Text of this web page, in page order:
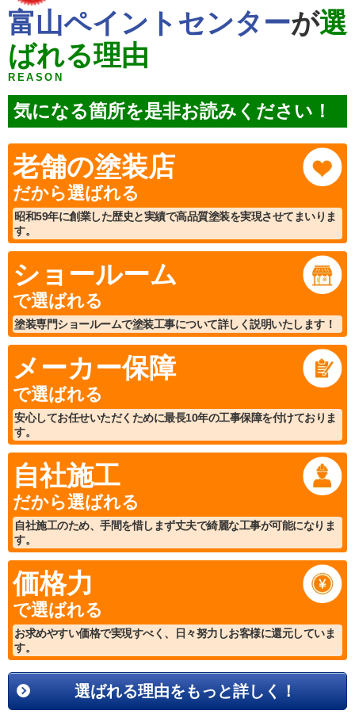
富山ペイントセンターが選
ばれる理由
REASON
気になる箇所を是非お読みください！
老舗の塗装店
だから選ばれる
昭和59年に創業した歴史と実績で高品質塗装を実現させてまいりま
す。
ショールーム
で選ばれる
塗装専門ショールームで塗装工事について詳しく説明いたします！
メーカー保障
で選ばれる
安心してお任せいただくために最長10年の工事保障を付けておりま
す。
自社施工
だから選ばれる
自社施工のため、手間を惜しまず丈夫で綺麗な工事が可能になりま
す。
価格力
で選ばれる
お求めやすい価格で実現すべく、日々努力しお客様に還元していま
す。
選ばれる理由をもっと詳しく！